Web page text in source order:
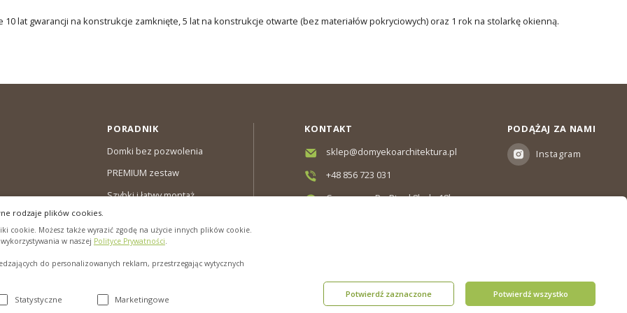
lat gwarancji na konstrukcje zamknięte, 5 lat na konstrukcje otwarte (bez materiałów pokryciowych) oraz 1 rok na stolarkę okienną.
& Gwarancja
PORADNIK
Domki bez pozwolenia
PREMIUM zestaw
Szybki i łatwy montaż
KONTAKT
sklep@domyekoarchitektura.pl
+48 856 723 031
Czas pracy: Pn-Pt od 8h do 18h
PODĄŻAJ ZA NAMI
Instagram
rodzaje plików cookies.
cookie. Możesz także wyrazić zgodę na użycie innych plików cookie.
w naszej Polityce Prywatności.
do personalizowanych reklam, przestrzegając wytycznych
Statystyczne Marketingowe
Potwierdź zaznaczone Potwierdź wszystko